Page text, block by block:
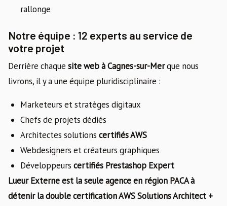
rallonge
Notre équipe : 12 experts au service de
votre projet
Derrière chaque site web à Cagnes-sur-Merque nous
livrons, il y a une équipe pluridisciplinaire :
Marketeurs et stratèges digitaux
Chefs de projets dédiés
Architectes solutions certifiés AWS
Webdesigners et créateurs graphiques
Développeurs certifiés Prestashop Expert
Lueur Externe est la seule agence en région PACA à
détenir la double certification AWS Solutions Architect +